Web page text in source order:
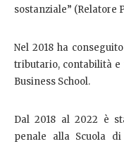
sostanziale” (Relatore
Nel 2018 ha
tributario, contabilità e
Business School.
Dal 2018 al 2022 è
penale alla Scuola